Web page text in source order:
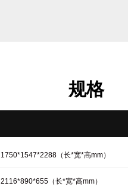
规格
1750*1547*2288（长*宽*高mm）
2116*890*655（长*宽*高mm）